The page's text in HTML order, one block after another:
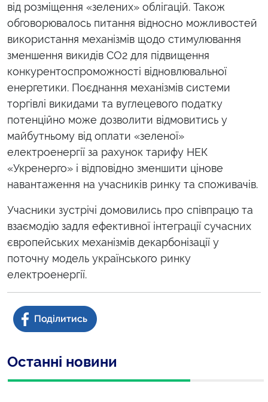
від розміщення «зелених» облігацій. Також
обговорювалось питання відносно можливостей
використання механізмів щодо стимулювання
зменшення викидів СО2 для підвищення
конкурентоспроможності відновлювальної
енергетики. Поєднання механізмів системи
торгівлі викидами та вуглецевого податку
потенційно може дозволити відмовитись у
майбутньому від оплати «зеленої»
електроенергії за рахунок тарифу НЕК
«Укренерго» і відповідно зменшити цінове
навантаження на учасників ринку та споживачів.
Учасники зустрічі домовились про співпрацю та
взаємодію задля ефективної інтеграції сучасних
європейських механізмів декарбонізації у
поточну модель українського ринку
електроенергії.
Останні новини